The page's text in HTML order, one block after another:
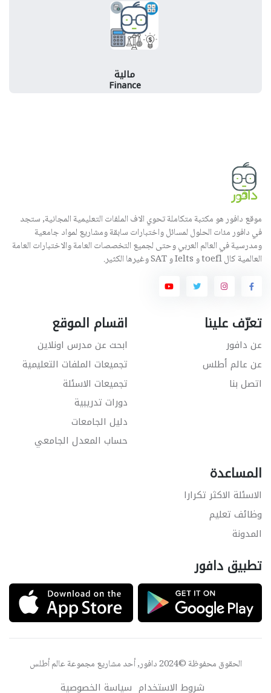
مالية
Finance
موقع دافور هو مكتبة متكاملة تحوي الاف الملفات التعليمية المجانية, ستجد
في دافور مئات الحلول لمسائل واختبارات سابقة ومشاريع لمواد جامعية
ومدرسية في العالم العربي وحتى لجميع التخصصات العامة والاختبارات العامة
العالمية كال toefl و Ielts و SAT وغيرها الكثير.
تعرّف علينا
عن دافور
عن عالم أطلس
اتصل بنا
اقسام الموقع
ابحث عن مدرس اونلاين
تجميعات الملفات التعليمية
تجميعات الاسئلة
دورات تدريبية
دليل الجامعات
حساب المعدل الجامعي
المساعدة
الاسئلة الاكثر تكرارا
وظائف تعليم
المدونة
تطبيق دافور
الحقوق محفوظة ©2024 دافور, أحد مشاريع مجموعة عالم أطلس
شروط الاستخدام سياسة الخصوصية